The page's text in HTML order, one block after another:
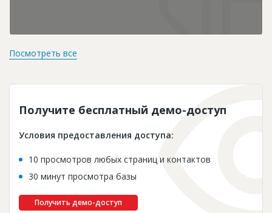
Посмотреть все
Получите бесплатный демо-доступ
Условия предоставления доступа:
10 просмотров любых страниц и контактов
30 минут просмотра базы
Получить демо-доступ